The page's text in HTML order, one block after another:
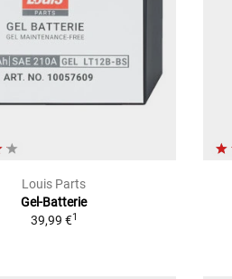
Louis Parts
Gel-Batterie
39,99 €1